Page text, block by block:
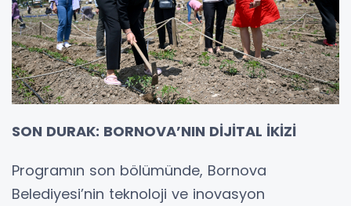
SON DURAK: BORNOVA’NIN DİJİTAL İKİZİ
Programın son bölümünde, Bornova
Belediyesi’nin teknoloji ve inovasyon